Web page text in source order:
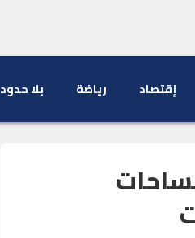
إقتصاد رياضة بلا حدود